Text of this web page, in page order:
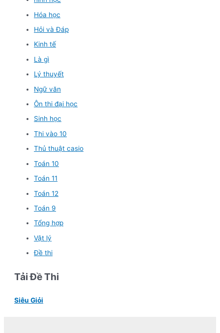
Hóa học
Hỏi và Đáp
Kinh tế
Là gì
Lý thuyết
Ngữ văn
Ôn thi đại học
Sinh học
Thi vào 10
Thủ thuật casio
Toán 10
Toán 11
Toán 12
Toán 9
Tổng hợp
Vật lý
Đề thi
Tải Đề Thi
Siêu Giỏi